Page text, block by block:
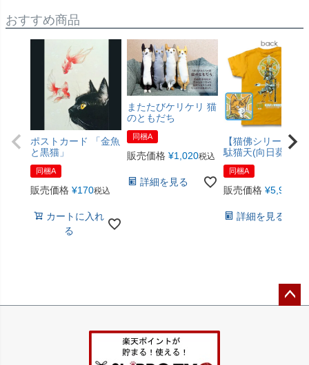
おすすめ商品
ポストカード 「金魚
と黒猫」
同梱A
販売価格 ¥170税込
カートに入れ
る
またたびケリケリ 猫
のともだち
同梱A
販売価格 ¥1,020税込
詳細を見る
【猫佛シリーズ】
駄猫天(向日葵色)
同梱A
販売価格 ¥5,940
詳細を見る